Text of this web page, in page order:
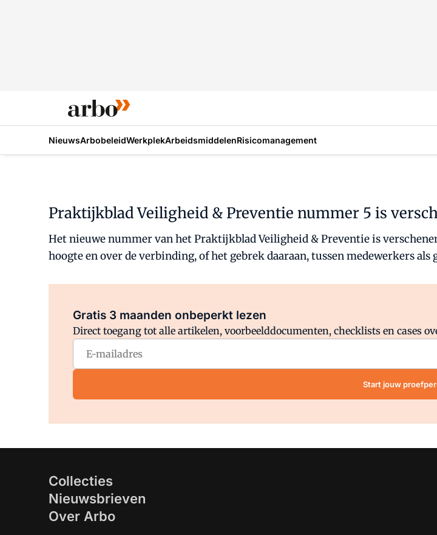
NieuwsArbobeleidWerkplekArbeidsmiddelenRisicomanagement
Praktijkblad Veiligheid & Preventie nummer 5 is
Het nieuwe nummer van het Praktijkblad Veiligheid & Preventie is
hoogte en over de verbinding, of het gebrek daaraan, tussen medewerkers
Gratis 3 maanden onbeperkt lezen
Direct toegang tot alle artikelen, voorbeelddocumenten, checklists en cases
Start jouw
Collecties
Nieuwsbrieven
Over Arbo